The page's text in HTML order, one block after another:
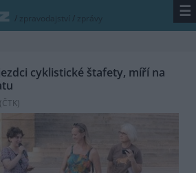
/ zpravodajství / zprávy ☰
cyklistické štafety, míří na
ČTK)